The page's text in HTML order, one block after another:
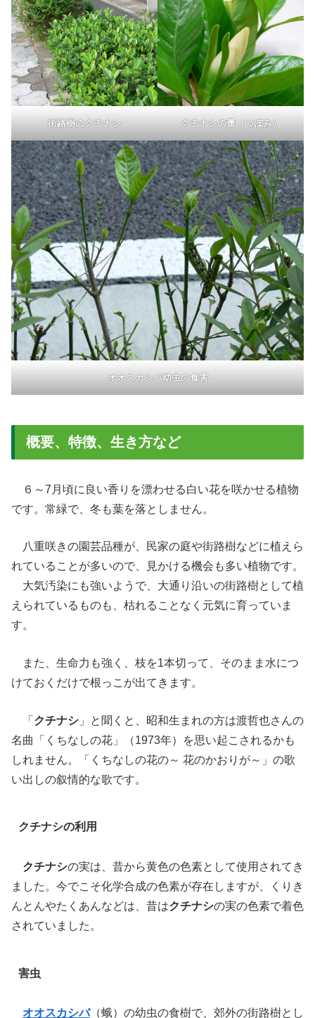
街路樹のクチナシ クチナシの蕾（つぼみ）
オオスカシバ幼虫の食害
概要、特徴、生き方など
６～7月頃に良い香りを漂わせる白い花を咲かせる植物
です。常緑で、冬も葉を落としません。
八重咲きの園芸品種が、民家の庭や街路樹などに植えら
れていることが多いので、見かける機会も多い植物です。
大気汚染にも強いようで、大通り沿いの街路樹として植
えられているものも、枯れることなく元気に育っていま
す。
また、生命力も強く、枝を1本切って、そのまま水につ
けておくだけで根っこが出てきます。
「 クチナシ 」と聞くと、昭和生まれの方は渡哲也さんの
名曲「くちなしの花」（1973年）を思い起こされるかも
しれません。「くちなしの花の～ 花のかおりが～」の歌
い出しの叙情的な歌です。
クチナシの利用
クチナシの実は、昔から黄色の色素として使用されてき
ました。今でこそ化学合成の色素が存在しますが、くりき
んとんやたくあんなどは、昔はクチナシの実の色素で着色
されていました。
害虫
オオスカシバ（蛾）の幼虫の食樹で、郊外の街路樹とし